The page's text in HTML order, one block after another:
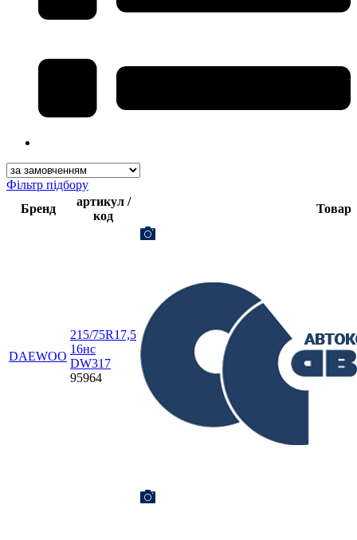
Фільтр підбору
Бренд
артикул /
код
Товар
DAEWOO
215/75R17,5
16нс
DW317
95964